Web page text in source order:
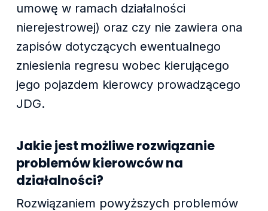
umowę w ramach działalności
nierejestrowej) oraz czy nie zawiera ona
zapisów dotyczących ewentualnego
zniesienia regresu wobec kierującego
jego pojazdem kierowcy prowadzącego
JDG.
Jakie jest możliwe rozwiązanie
problemów kierowców na
działalności?
Rozwiązaniem powyższych problemów